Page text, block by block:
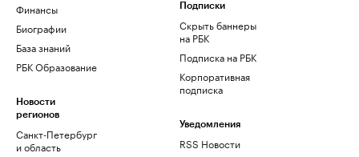
Финансы
Биографии
База знаний
РБК Образование
Новости
регионов
Санкт-Петербург
и область
Подписки
Скрыть баннеры
на РБК
Подписка на РБК
Корпоративная
подписка
Уведомления
RSS Новости